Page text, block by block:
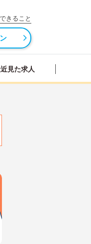
きること
見た求人